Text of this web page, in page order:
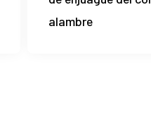
alambre